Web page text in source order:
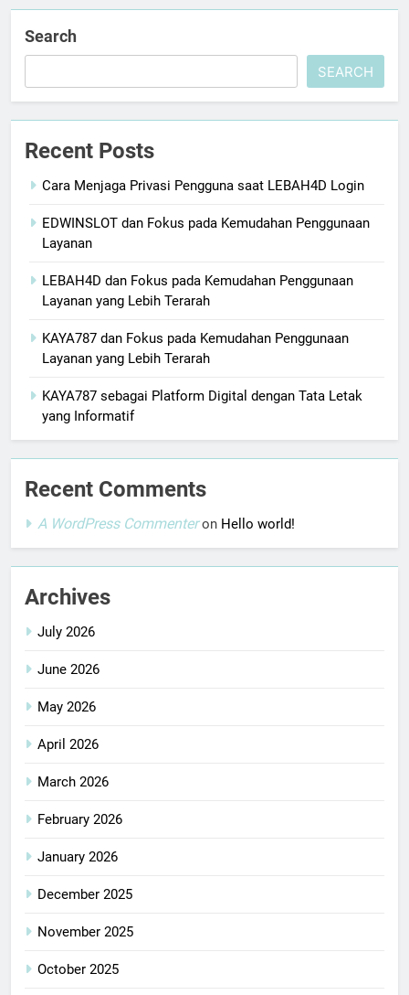
Search
SEARCH
Recent Posts
Cara Menjaga Privasi Pengguna saat LEBAH4D Login
EDWINSLOT dan Fokus pada Kemudahan Penggunaan
Layanan
LEBAH4D dan Fokus pada Kemudahan Penggunaan
Layanan yang Lebih Terarah
KAYA787 dan Fokus pada Kemudahan Penggunaan
Layanan yang Lebih Terarah
KAYA787 sebagai Platform Digital dengan Tata Letak
yang Informatif
Recent Comments
A WordPress Commenteron Hello world!
Archives
July 2026
June 2026
May 2026
April 2026
March 2026
February 2026
January 2026
December 2025
November 2025
October 2025